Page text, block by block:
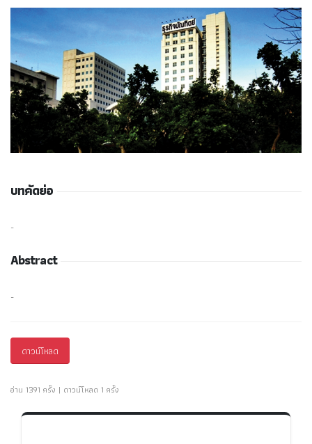
บทคัดย่อ
-
Abstract
-
ดาวน์โหลด
อ่าน 1391 ครั้ง | ดาวน์โหลด 1 ครั้ง